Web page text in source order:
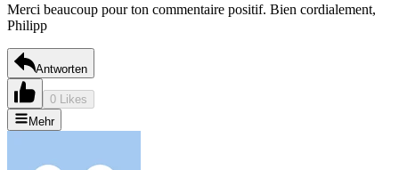
Merci beaucoup pour ton commentaire positif. Bien cordialement,
Philipp
Antworten
0 Likes
Mehr